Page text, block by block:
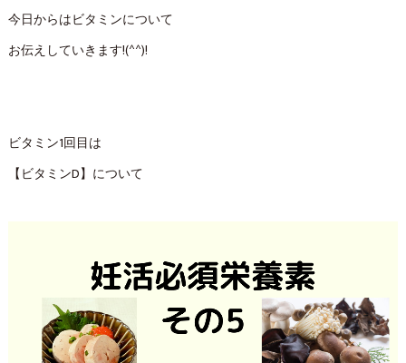
今日からはビタミンについて
お伝えしていきます!(^^)!
ビタミン1回目は
【ビタミンD】について